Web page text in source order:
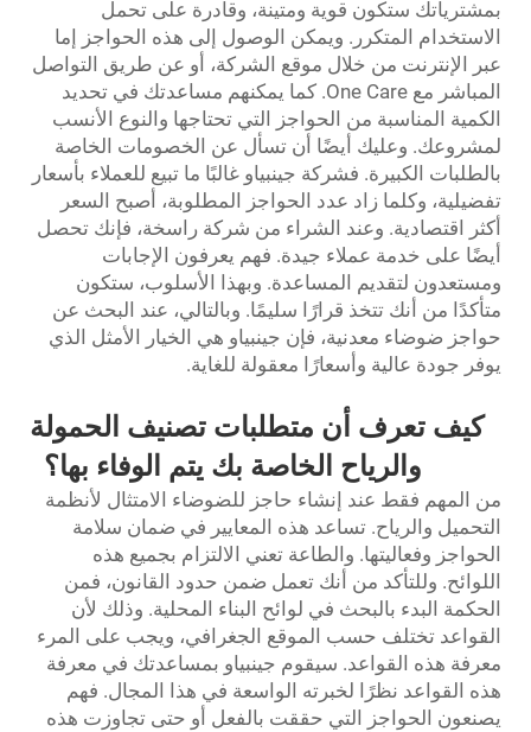
بمشترياتك ستكون قوية ومتينة، وقادرة على تحمل
الاستخدام المتكرر. ويمكن الوصول إلى هذه الحواجز إما
عبر الإنترنت من خلال موقع الشركة، أو عن طريق التواصل
المباشر مع One Care. كما يمكنهم مساعدتك في تحديد
الكمية المناسبة من الحواجز التي تحتاجها والنوع الأنسب
لمشروعك. وعليك أيضًا أن تسأل عن الخصومات الخاصة
بالطلبات الكبيرة. فشركة جينبياو غالبًا ما تبيع للعملاء بأسعار
تفضيلية، وكلما زاد عدد الحواجز المطلوبة، أصبح السعر
أكثر اقتصادية. وعند الشراء من شركة راسخة، فإنك تحصل
أيضًا على خدمة عملاء جيدة. فهم يعرفون الإجابات
ومستعدون لتقديم المساعدة. وبهذا الأسلوب، ستكون
متأكدًا من أنك تتخذ قرارًا سليمًا. وبالتالي، عند البحث عن
حواجز ضوضاء معدنية، فإن جينبياو هي الخيار الأمثل الذي
يوفر جودة عالية وأسعارًا معقولة للغاية.
كيف تعرف أن متطلبات تصنيف الحمولة
والرياح الخاصة بك يتم الوفاء بها؟
من المهم فقط عند إنشاء حاجز للضوضاء الامتثال لأنظمة
التحميل والرياح. تساعد هذه المعايير في ضمان سلامة
الحواجز وفعاليتها. والطاعة تعني الالتزام بجميع هذه
اللوائح. وللتأكد من أنك تعمل ضمن حدود القانون، فمن
الحكمة البدء بالبحث في لوائح البناء المحلية. وذلك لأن
القواعد تختلف حسب الموقع الجغرافي، ويجب على المرء
معرفة هذه القواعد. سيقوم جينبياو بمساعدتك في معرفة
هذه القواعد نظرًا لخبرته الواسعة في هذا المجال. فهم
يصنعون الحواجز التي حققت بالفعل أو حتى تجاوزت هذه